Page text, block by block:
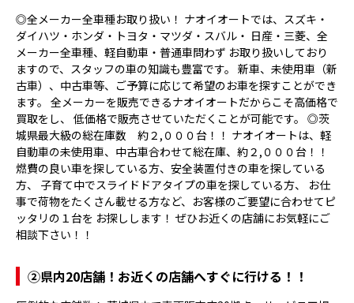
◎全メーカー全車種お取り扱い！ ナオイオートでは、スズキ・
ダイハツ・ホンダ・トヨタ・マツダ・スバル・ 日産・三菱、全
メーカー全車種、軽自動車・普通車問わず お取り扱いしており
ますので、スタッフの車の知識も豊富です。 新車、未使用車（新
古車）、中古車等、ご予算に応じて希望のお車を探すことができ
ます。 全メーカーを販売できるナオイオートだからこそ高価格で
買取をし、 低価格で販売させていただくことが可能です。 ◎茨
城県最大級の総在庫数 約２,０００台！！ ナオイオートは、軽
自動車の未使用車、中古車合わせて総在庫、約２,０００台！！
燃費の良い車を探している方、安全装置付きの車を探している
方、 子育て中でスライドドアタイプの車を探している方、 お仕
事で荷物をたくさん載せる方など、お客様のご要望に合わせてピ
ッタリの１台を お探しします！ ぜひお近くの店舗にお気軽にご
相談下さい！！
②県内20店舗！お近くの店舗へすぐに行ける！！